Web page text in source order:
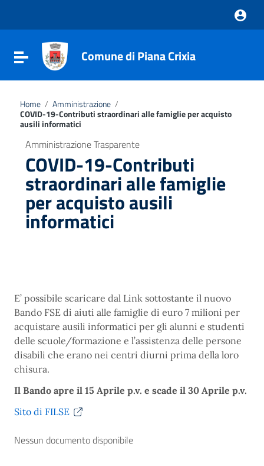
Vai al footer
Attiva / disattiva la navigazione
Comune di Piana Crixia
Home / Amministrazione /
COVID-19-Contributi straordinari alle famiglie per acquisto
ausili informatici
Amministrazione Trasparente
COVID-19-Contributi
straordinari alle famiglie
per acquisto ausili
informatici
E’ possibile scaricare dal Link sottostante il nuovo
Bando FSE di aiuti alle famiglie di euro 7 milioni per
acquistare ausili informatici per gli alunni e studenti
delle scuole/formazione e l’assistenza delle persone
disabili che erano nei centri diurni prima della loro
chisura.
Il Bando apre il 15 Aprile p.v. e scade il 30 Aprile p.v.
Sito di FILSE
Nessun documento disponibile